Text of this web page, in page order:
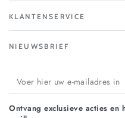
KLANTENSERVICE
NIEUWSBRIEF
Voer
hier
Ontvang exclusieve acties en